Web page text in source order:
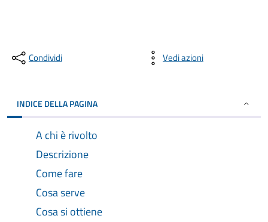
Condividi Vedi azioni
INDICE DELLA PAGINA
A chi è rivolto
Descrizione
Come fare
Cosa serve
Cosa si ottiene